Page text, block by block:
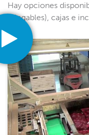
Hay opciones
(plegables), cajas e